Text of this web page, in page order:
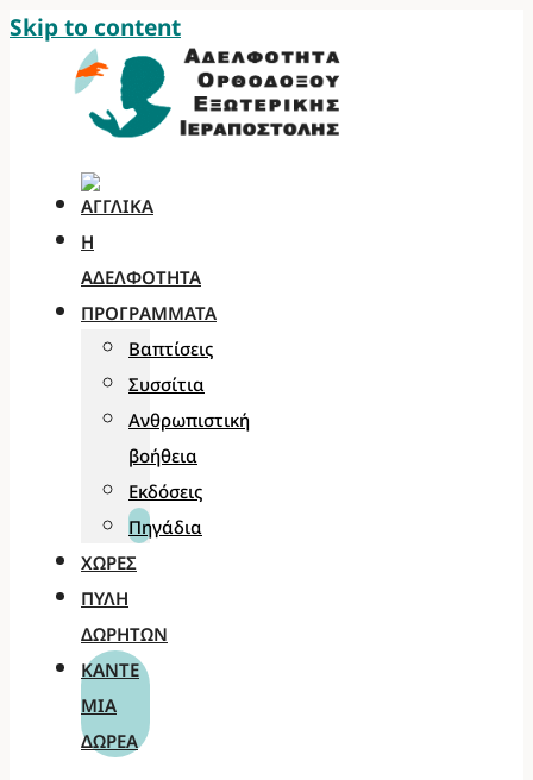
Skip to content
Η
ΑΔΕΛΦΌΤΗΤΑ
ΠΡΟΓΡΆΜΜΑΤΑ
Βαπτίσεις
Συσσίτια
Ανθρωπιστική
βοήθεια
Εκδόσεις
Πηγάδια
ΧΏΡΕΣ
ΠΎΛΗ
ΔΩΡΗΤΏΝ
ΚΆΝΤΕ
ΜΊΑ
ΔΩΡΕΆ